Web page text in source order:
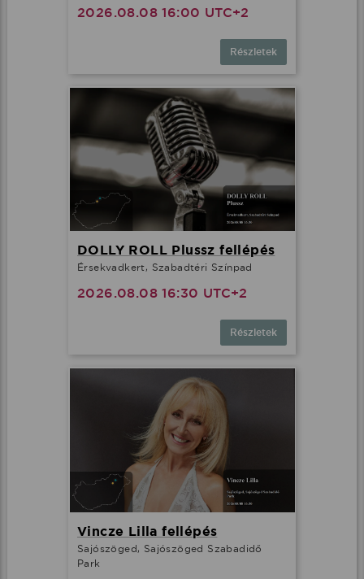
2026.08.08 16:00 UTC+2
Részletek
DOLLY ROLL Plussz fellépés
Érsekvadkert, Szabadtéri Színpad
2026.08.08 16:30 UTC+2
Részletek
Vincze Lilla fellépés
Sajószöged, Sajószöged Szabadidő
Park